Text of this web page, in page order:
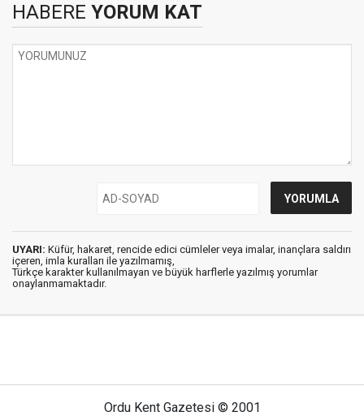
HABERE YORUM KAT
UYARI: Küfür, hakaret, rencide edici cümleler veya imalar, inançlara saldırı
içeren, imla kuralları ile yazılmamış,
Türkçe karakter kullanılmayan ve büyük harflerle yazılmış yorumlar
onaylanmamaktadır.
Ordu Kent Gazetesi © 2001